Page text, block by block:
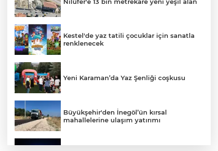
Kestel'de yaz tatili çocuklar için sanatla
renklenecek
Yeni Karaman’da Yaz Şenliği coşkusu
Büyükşehir'den İnegöl’ün kırsal
mahallelerine ulaşım yatırımı